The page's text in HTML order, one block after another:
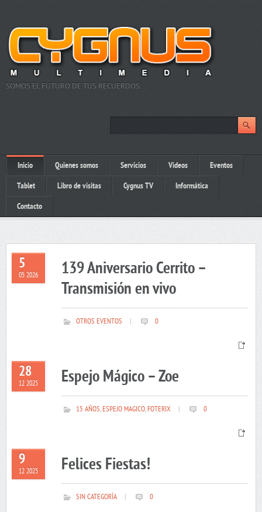
SOMOS EL FUTURO DE TUS RECUERDOS…
Inicio Quienes somos Servicios Videos Eventos
Tablet Libro de visitas Cygnus TV Informática
Contacto
5
05 2026
139 Aniversario Cerrito –
Transmisión en vivo
OTROS EVENTOS 0
28
12 2025 Espejo Mágico – Zoe
15 AÑOS,ESPEJO MAGICO,FOTERIX 0
9
12 2025 Felices Fiestas!
SIN CATEGORÍA 0